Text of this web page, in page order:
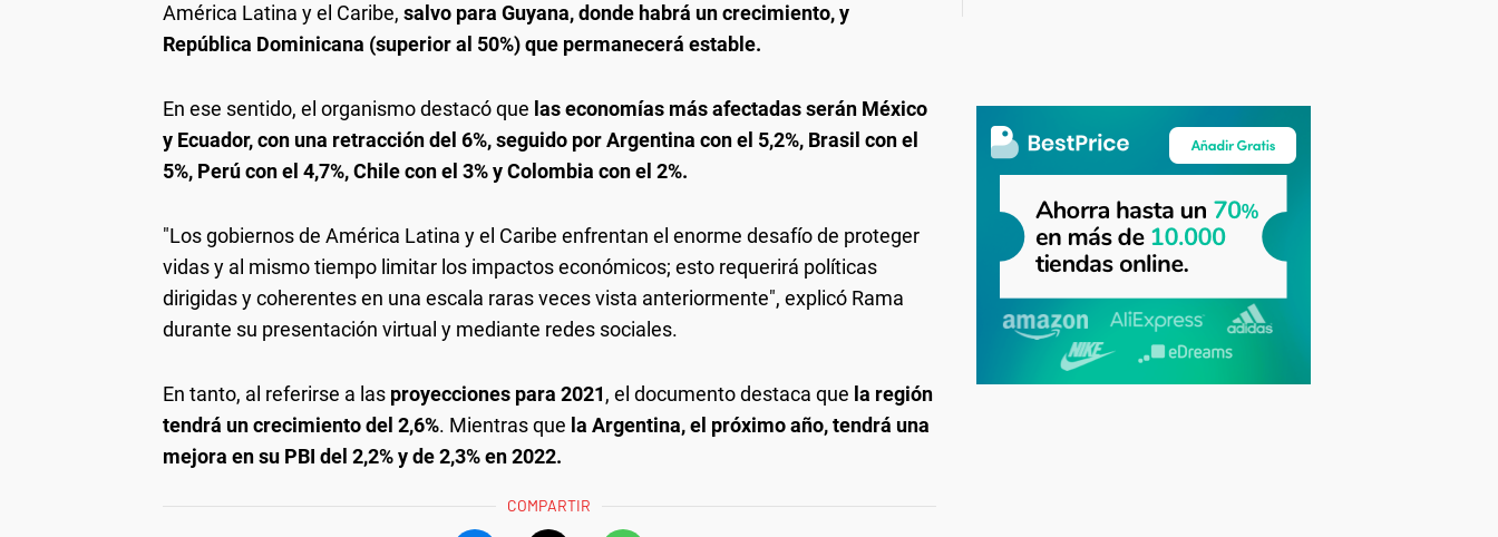
América Latina y el Caribe, salvo para Guyana, donde habrá un crecimiento, y
República Dominicana (superior al 50%) que permanecerá estable.
En ese sentido, el organismo destacó que las economías más afectadas serán México
y Ecuador, con una retracción del 6%, seguido por Argentina con el 5,2%, Brasil con el
5%, Perú con el 4,7%, Chile con el 3% y Colombia con el 2%.
"Los gobiernos de América Latina y el Caribe enfrentan el enorme desafío de proteger
vidas y al mismo tiempo limitar los impactos económicos; esto requerirá políticas
dirigidas y coherentes en una escala raras veces vista anteriormente", explicó Rama
durante su presentación virtual y mediante redes sociales.
En tanto, al referirse a las proyecciones para 2021, el documento destaca que la región
tendrá un crecimiento del 2,6%. Mientras que la Argentina, el próximo año, tendrá una
mejora en su PBI del 2,2% y de 2,3% en 2022.
COMPARTIR